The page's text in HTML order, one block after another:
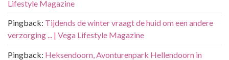
t
i
e
Lifestyle Magazine
Pingback: Tijdends de winter vraagt de huid om een andere
verzorging ... | Vega Lifestyle Magazine
Pingback: Heksendoorn, Avonturenpark Hellendoorn in